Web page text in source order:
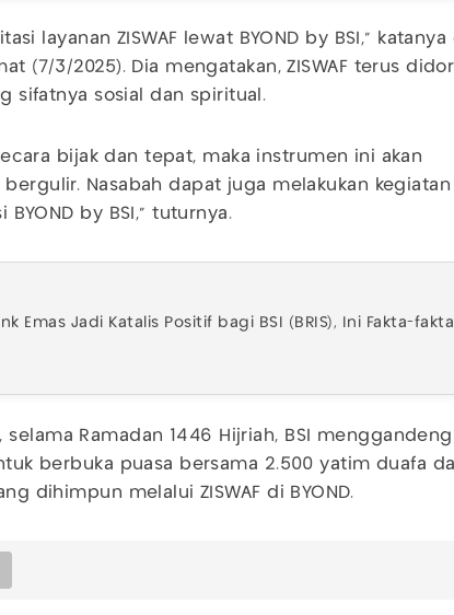
layanan ZISWAF lewat BYOND by BSI," katanya
(7/3/2025). Dia mengatakan, ZISWAF terus
sifatnya sosial dan spiritual.
bijak dan tepat, maka instrumen ini akan
Nasabah dapat juga melakukan kegiatan
by BSI," tuturnya.
Emas Jadi Katalis Positif bagi BSI (BRIS), Ini Fakta-
Ramadan 1446 Hijriah, BSI menggandeng
berbuka puasa bersama 2.500 yatim duafa
dihimpun melalui ZISWAF di BYOND.